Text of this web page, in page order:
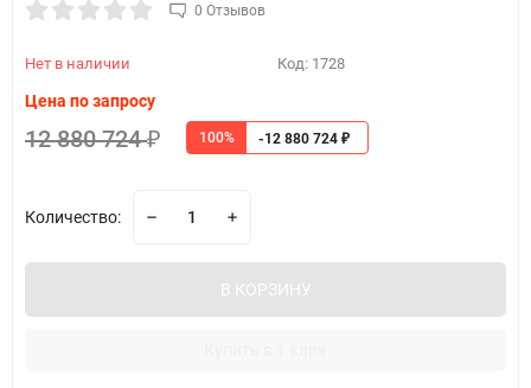
0 Отзывов
Нет в наличии Код: 1728
Цена по запросу
12 880 724₽ 100% -12 880 724 ₽
Количество:
В КОРЗИНУ